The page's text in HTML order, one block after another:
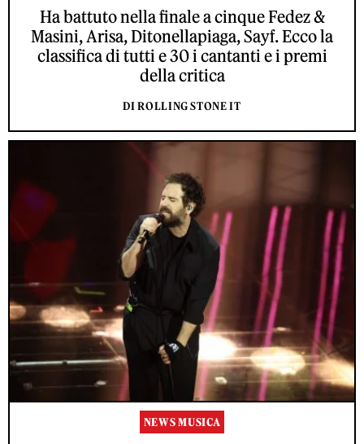
Ha battuto nella finale a cinque Fedez &
Masini, Arisa, Ditonellapiaga, Sayf. Ecco la
classifica di tutti e 30 i cantanti e i premi
della critica
DI ROLLING STONE IT
NEWS MUSICA